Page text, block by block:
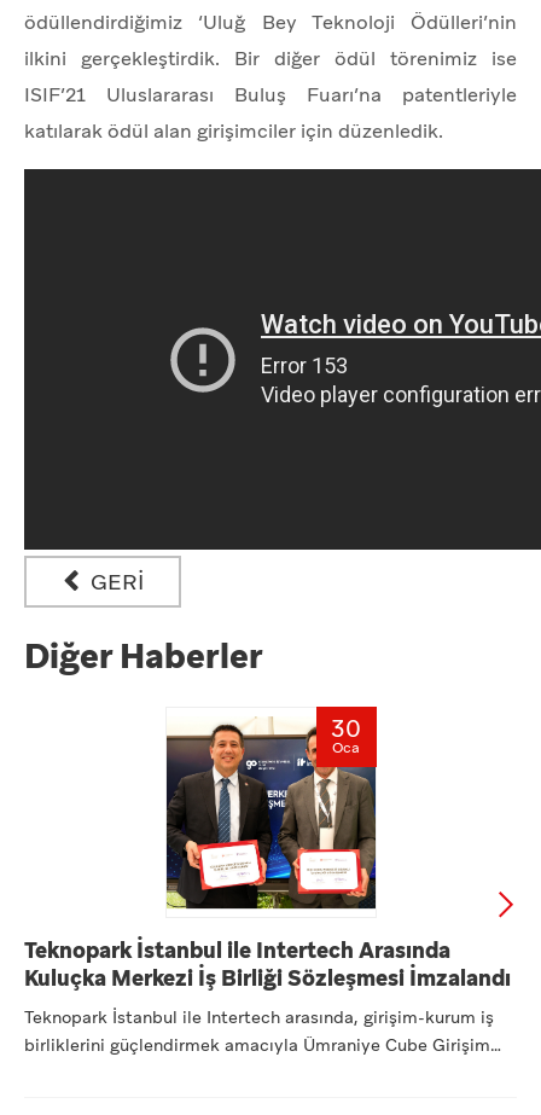
ödüllendirdiğimiz ‘Uluğ Bey Teknoloji Ödülleri’nin
ilkini gerçekleştirdik. Bir diğer ödül törenimiz ise
ISIF’21 Uluslararası Buluş Fuarı’na patentleriyle
katılarak ödül alan girişimciler için düzenledik.
GERİ
Diğer Haberler
30
Oca
Teknopark İstanbul ile Intertech Arasında
Kuluçka Merkezi İş Birliği Sözleşmesi İmzalandı
Teknopark İstanbul ile Intertech arasında, girişim-kurum iş
birliklerini güçlendirmek amacıyla Ümraniye Cube Girişim